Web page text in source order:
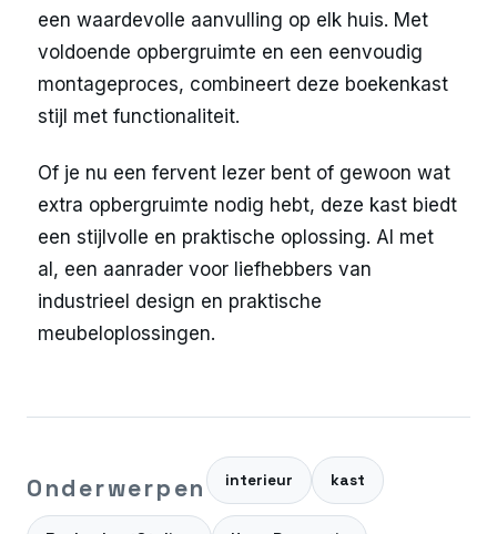
een waardevolle aanvulling op elk huis. Met
voldoende opbergruimte en een eenvoudig
montageproces, combineert deze boekenkast
stijl met functionaliteit.
Of je nu een fervent lezer bent of gewoon wat
extra opbergruimte nodig hebt, deze kast biedt
een stijlvolle en praktische oplossing. Al met
al, een aanrader voor liefhebbers van
industrieel design en praktische
meubeloplossingen.
Onderwerpen interieur kast